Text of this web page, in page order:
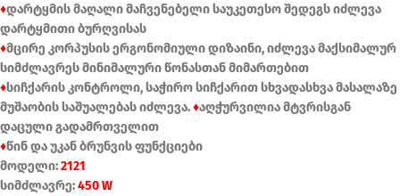
♦დარტყმის მაღალი მაჩვენებელი საუკეთესო შედეგს იძლევა
დარტყმითი ბურღვისას
♦მცირე კორპუსის ერგონომიული დიზაინი, იძლევა მაქსიმალურ
სიმძლავრეს მინიმალური წონასთან მიმართებით
♦სიჩქარის კონტროლი, საჭირო სიჩქარით სხვადასხვა მასალაზე
მუშაობის საშუალებას იძლევა.♦აღჭურვილია მტვრისგან
დაცული გადამრთველით
♦წინ და უკან ბრუნვის ფუნქციები
მოდელი:2121
სიმძლავრე:450 W